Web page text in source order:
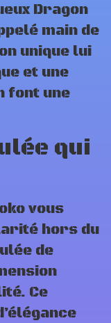
Dragon
main de
unique lui
et une
font une
qui
vous
hors du
de
Ce